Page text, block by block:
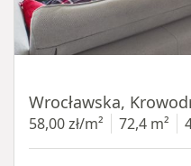
Wrocławska,
58,00 zł/m² 72,4 m²